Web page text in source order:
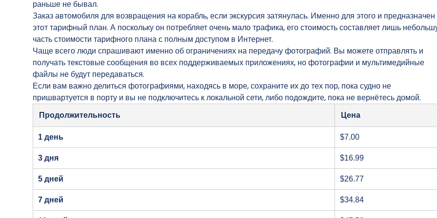
раньше не бывал.
Заказ автомобиля для возвращения на корабль, если экскурсия затянулась. Именно для этого и предназначен
этот тарифный план. А поскольку он потребляет очень мало трафика, его стоимость составляет лишь
часть стоимости тарифного плана с полным доступом в Интернет.
Чаще всего люди спрашивают именно об ограничениях на передачу фотографий. Вы можете отправлять и
получать текстовые сообщения во всех поддерживаемых приложениях, но фотографии и мультимедийные
файлы не будут передаваться.
Если вам важно делиться фотографиями, находясь в море, сохраните их до тех пор, пока судно не
пришвартуется в порту и вы не подключитесь к локальной сети, либо подождите, пока не вернётесь домой.
Продолжительность Цена
1 день $7.00
3 дня $16.99
5 дней $26.77
7 дней $34.84